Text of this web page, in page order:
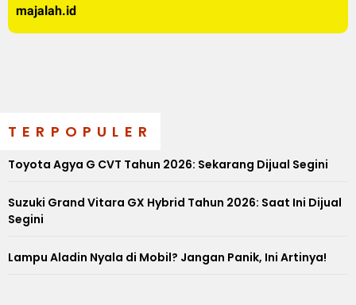
majalah.id
TERPOPULER
Toyota Agya G CVT Tahun 2026: Sekarang Dijual Segini
Suzuki Grand Vitara GX Hybrid Tahun 2026: Saat Ini Dijual
Segini
Lampu Aladin Nyala di Mobil? Jangan Panik, Ini Artinya!